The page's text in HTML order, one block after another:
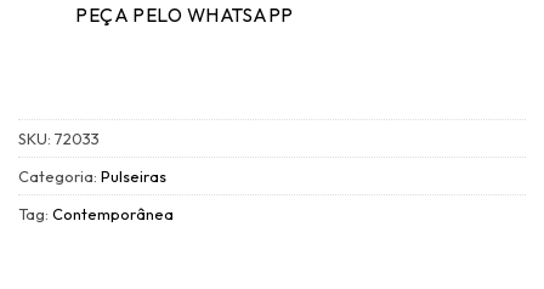
PEÇA PELO WHATSAPP
SKU: 72033
Categoria: Pulseiras
Tag: Contemporânea